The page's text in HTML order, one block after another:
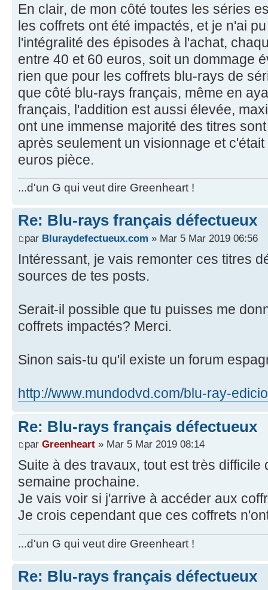
En clair, de mon côté toutes les séries
les coffrets ont été impactés, et je n'ai
l'intégralité des épisodes à l'achat,
entre 40 et 60 euros, soit un dommage
rien que pour les coffrets blu-rays de
que côté blu-rays français, même en
français, l'addition est aussi élevée,
ont une immense majorité des titres
après seulement un visionnage et
euros pièce.
...d'un G qui veut dire Greenheart !
Re: Blu-rays français défectueux
par Bluraydefectueux.com » Mar 5 Mar 2019 06:56
Intéressant, je vais remonter ces titres
sources de tes posts.
Serait-il possible que tu puisses me
coffrets impactés? Merci.
Sinon sais-tu qu'il existe un forum
http://www.mundodvd.com/blu-ray-
Re: Blu-rays français défectueux
par Greenheart » Mar 5 Mar 2019 08:14
Suite à des travaux, tout est très
semaine prochaine.
Je vais voir si j'arrive à accéder aux
Je crois cependant que ces coffrets
...d'un G qui veut dire Greenheart !
Re: Blu-rays français défectueux